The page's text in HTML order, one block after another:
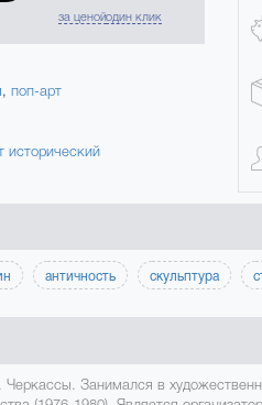
за ценойодин клик
, поп-арт
исторический
античность скульптура
Занимался в